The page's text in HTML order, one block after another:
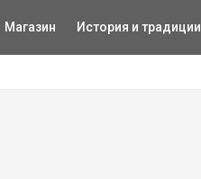
Магазин История и традиции